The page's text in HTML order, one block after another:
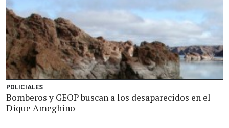
POLICIALES
Bomberos y GEOP buscan a los desaparecidos en el
Dique Ameghino